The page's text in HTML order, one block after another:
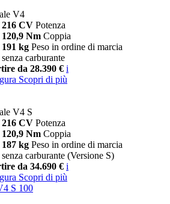
V4
216 CV Potenza
120,9 Nm Coppia
191 kg Peso in ordine di marcia
senza carburante
da 28.390 € i
Scopri di più
V4 S
216 CV Potenza
120,9 Nm Coppia
187 kg Peso in ordine di marcia
senza carburante (Versione S)
da 34.690 € i
Scopri di più
S 100